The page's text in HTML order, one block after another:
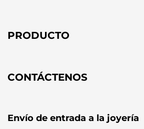
PRODUCTO
CONTÁCTENOS
Envío de entrada a la joyería